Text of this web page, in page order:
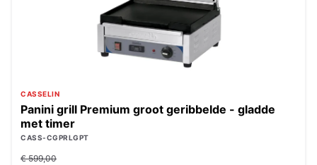
CASSELIN
Panini grill Premium groot geribbelde - gladde
met timer
CASS-CGPRLGPT
€ 599,00